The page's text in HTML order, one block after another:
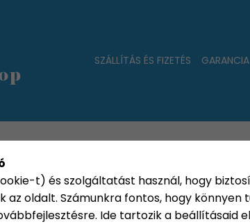
t) és szolgáltatást használ, hogy
oldalt. Számunkra fontos, hogy
Ide tartozik a beállításaid
SZÁLLÍTÁS ÉS FIZETÉS GARANCIA
AJÁNLAT